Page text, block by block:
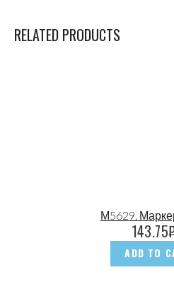
RELATED PRODUCTS
М5629.
143.75
ADD TO